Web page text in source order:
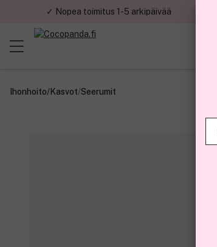
✓ Nopea toimitus 1-5 arkipäivää
Ihonhoito/Kasvot/Seerumit